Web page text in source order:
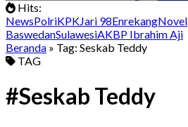
Hits:
NewsPolriKPKJari 98EnrekangNovel
BaswedanSulawesiAKBP Ibrahim Aji
Beranda » Tag: Seskab Teddy
TAG
#Seskab Teddy